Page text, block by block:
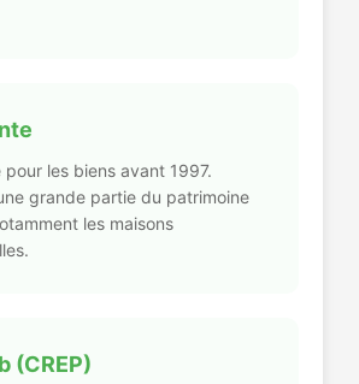
pour les biens avant 1997.
grande partie du patrimoine
les maisons
(CREP)